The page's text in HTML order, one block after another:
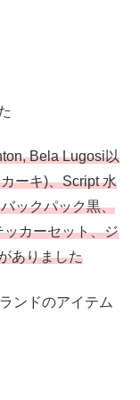
Bela Lugosi以
ーキ)、Script 水
ックパック黒、
カーセット、ジ
ありました
ンドのアイテム